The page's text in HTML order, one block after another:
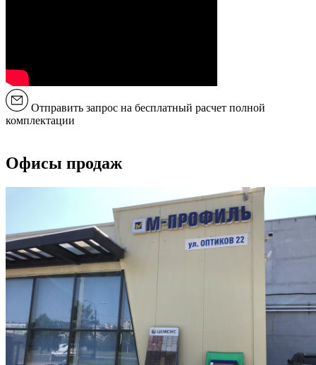
Отправить запрос на бесплатный расчет полной
комплектации
Офисы продаж